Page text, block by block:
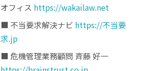
オフィス https://wakailaw.net
■ 不当要求解決ナビ https://不当要
求.jp
■ 危機管理業務顧問 斉藤 好一